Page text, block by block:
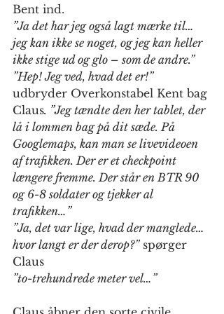
Bent ind.
”Ja det har jeg også lagt mærke til…
jeg kan ikke se noget, og jeg kan heller
ikke stige ud og glo – som de andre.”
”Hep! Jeg ved, hvad det er!”
udbryder Overkonstabel Kent bag
Claus. ”Jeg tændte den her tablet, der
lå i lommen bag på dit sæde. På
Googlemaps, kan man se livevideoen
af trafikken. Der er et checkpoint
længere fremme. Der står en BTR 90
og 6-8 soldater og tjekker al
trafikken…”
”Ja, det var lige, hvad der manglede…
hvor langt er der derop?” spørger
Claus
”to-trehundrede meter vel…”